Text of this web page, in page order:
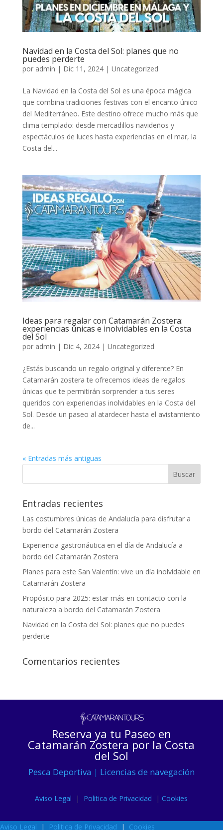
Navidad en la Costa del Sol: planes que no
puedes perderte
por admin | Dic 11, 2024| Uncategorized
La Navidad en la Costa del Sol es una época mágica
que combina tradiciones festivas con el encanto único
del Mediterráneo. Este destino ofrece mucho más que
clima templado: desde mercadillos navideños y
espectáculos de luces hasta experiencias en el mar, la
Costa del...
Ideas para regalar con Catamarán Zostera:
experiencias únicas e inolvidables en la Costa
del Sol
por admin | Dic 4, 2024| Uncategorized
¿Estás buscando un regalo original y diferente? En
Catamarán zostera te ofrecemos ideas de regalos
únicas que te permitirán sorprender a tus seres
queridos con experiencias inolvidables en la Costa del
Sol. Desde un paseo al atardecer hasta el avistamiento
de...
« Entradas más antiguas
Entradas recientes
Las costumbres únicas de Andalucía para disfrutar a
bordo del Catamarán Zostera
Experiencia gastronáutica en el día de Andalucía a
bordo del Catamarán Zostera
Planes para este San Valentín: vive un día inolvidable en
Catamarán Zostera
Propósito para 2025: estar más en contacto con la
naturaleza a bordo del Catamarán Zostera
Navidad en la Costa del Sol: planes que no puedes
perderte
Comentarios recientes
Reserva ya tu Paseo en
Catamarán Zostera por la Costa
del Sol
Pesca Deportiva | Licencias de navegación
Aviso Legal | Politica de Privacidad | Cookies
Aviso Legal | Politica de Privacidad | Cookies